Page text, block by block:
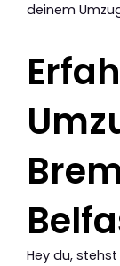
deinem
Hey du,